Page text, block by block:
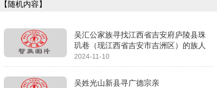
【随机内容】
吴汇公家族寻找江西省吉安府庐陵县珠
玑巷（现江西省吉安市吉洲区）的族人
2024-11-10
吴姓光山新县寻广德宗亲